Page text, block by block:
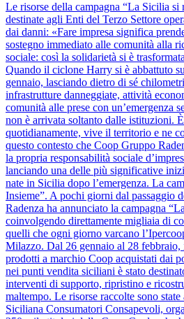
Le risorse della campagna “La Sicilia si
destinate agli Enti del Terzo Settore
dai danni: «Fare impresa significa
sostegno immediato alle comunità alla
sociale: così la solidarietà si è
Quando il ciclone Harry si è abbattuto
gennaio, lasciando dietro di sé
infrastrutture danneggiate, attività
comunità alle prese con un’emergenza
non è arrivata soltanto dalle istituzioni.
quotidianamente, vive il territorio e ne
questo contesto che Coop Gruppo
la propria responsabilità sociale
lanciando una delle più significative
nate in Sicilia dopo l’emergenza. La
Insieme”. A pochi giorni dal passaggio
Radenza ha annunciato la campagna
coinvolgendo direttamente migliaia di
quelli che ogni giorno varcano
Milazzo. Dal 26 gennaio al 28
prodotti a marchio Coop acquistati dai
nei punti vendita siciliani è stato
interventi di supporto, ripristino e
maltempo. Le risorse raccolte sono
Siciliana Consumatori Consapevoli,